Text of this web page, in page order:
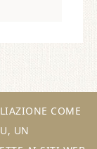
COME
UN